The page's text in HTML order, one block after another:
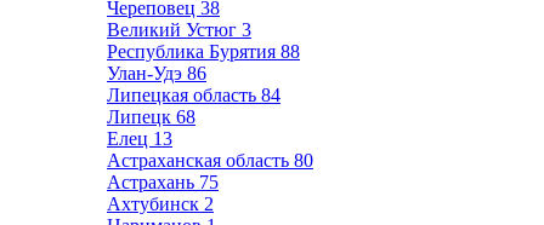
Череповец 38
Великий Устюг 3
Республика Бурятия 88
Улан-Удэ 86
Липецкая область 84
Липецк 68
Елец 13
Астраханская область 80
Астрахань 75
Ахтубинск 2